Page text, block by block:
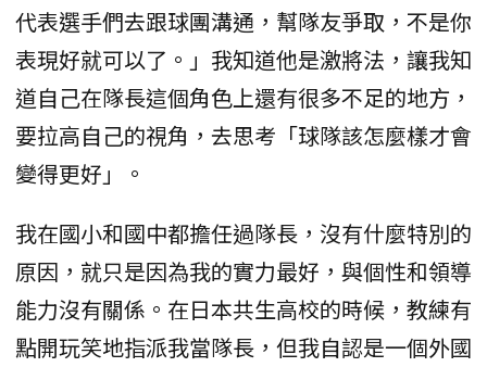
代表選手們去跟球團溝通，幫隊友爭取，不是你
表現好就可以了。」我知道他是激將法，讓我知
道自己在隊長這個角色上還有很多不足的地方，
要拉高自己的視角，去思考「球隊該怎麼樣才會
變得更好」。
我在國小和國中都擔任過隊長，沒有什麼特別的
原因，就只是因為我的實力最好，與個性和領導
能力沒有關係。在日本共生高校的時候，教練有
點開玩笑地指派我當隊長，但我自認是一個外國